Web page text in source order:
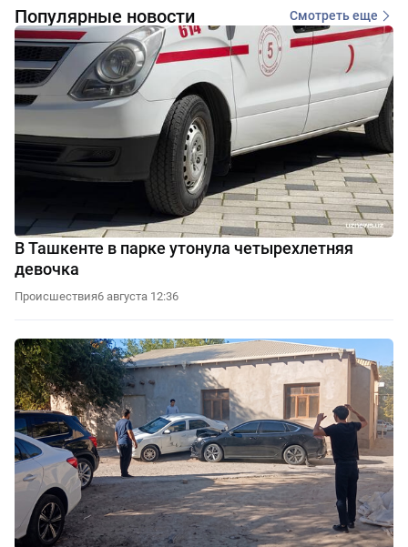
Популярные новости Смотреть еще
В Ташкенте в парке утонула четырехлетняя
девочка
Происшествия6 августа 12:36